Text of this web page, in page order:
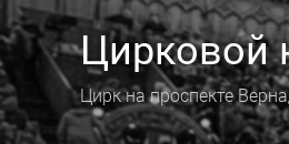
Цирковой
Цирк на проспекте